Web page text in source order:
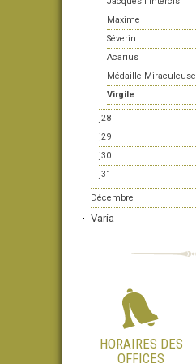
Maxime
Séverin
Acarius
Médaille Miraculeuse
Virgile
j28
j29
j30
j31
Décembre
Varia
HORAIRES DES
OFFICES